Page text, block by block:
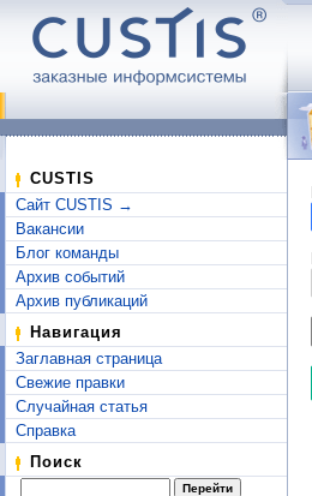
CUSTIS
Сайт CUSTIS →
Вакансии
Блог команды
Архив событий
Архив публикаций
Навигация
Заглавная страница
Свежие правки
Случайная статья
Справка
Поиск